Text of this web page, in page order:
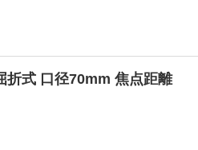
折式 口径70mm 焦点距離